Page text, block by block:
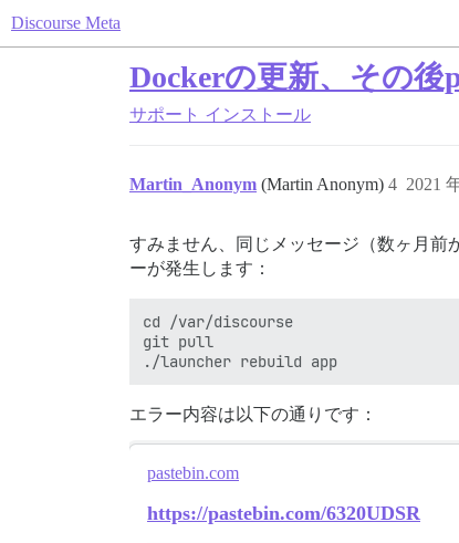
Discourse Meta
Dockerの更新、その後
サポート インストール
Martin_Anonym (Martin Anonym) 2021
4
すみません、同じメッセージ（数ヶ月前
ーが発生します：
cd /var/discourse
git pull
エラー内容は以下の通りです：
pastebin.com
https://pastebin.com/6320UDSR